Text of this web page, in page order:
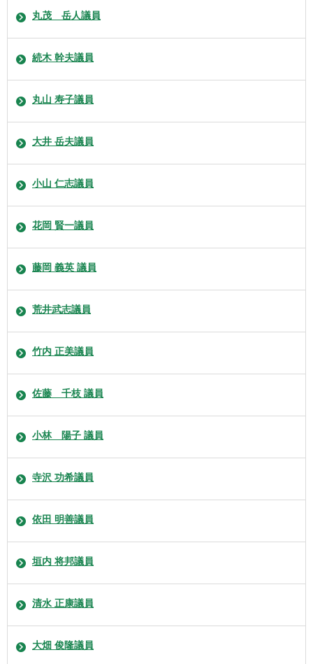
丸茂 岳人議員
続木 幹夫議員
丸山 寿子議員
大井 岳夫議員
小山 仁志議員
花岡 賢一議員
藤岡 義英 議員
荒井武志議員
竹内 正美議員
佐藤 千枝 議員
小林 陽子 議員
寺沢 功希議員
依田 明善議員
垣内 将邦議員
清水 正康議員
大畑 俊隆議員